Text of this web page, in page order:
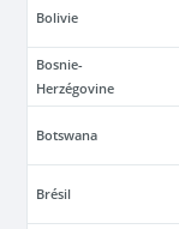
Bolivie
Bosnie-
Herzégovine
Botswana
Brésil